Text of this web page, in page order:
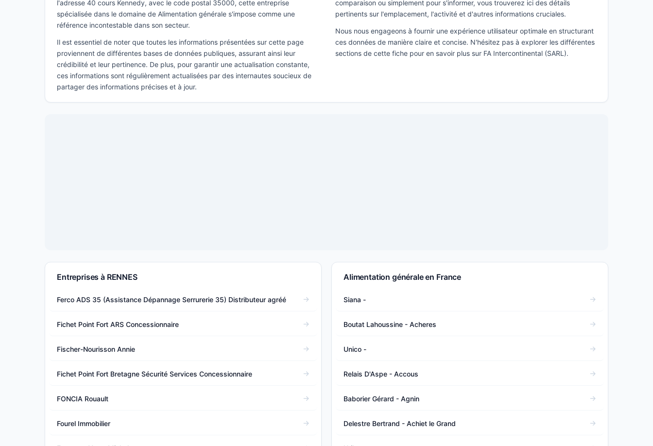
l'adresse 40 cours Kennedy, avec le code postal 35000, cette entreprise
spécialisée dans le domaine de Alimentation générale s'impose comme une
référence incontestable dans son secteur.
Il est essentiel de noter que toutes les informations présentées sur cette page
proviennent de différentes bases de données publiques, assurant ainsi leur
crédibilité et leur pertinence. De plus, pour garantir une actualisation constante,
ces informations sont régulièrement actualisées par des internautes soucieux de
partager des informations précises et à jour.
comparaison ou simplement pour s'informer, vous trouverez ici des détails
pertinents sur l'emplacement, l'activité et d'autres informations cruciales.
Nous nous engageons à fournir une expérience utilisateur optimale en structurant
ces données de manière claire et concise. N'hésitez pas à explorer les différentes
sections de cette fiche pour en savoir plus sur FA Intercontinental (SARL).
Entreprises à RENNES
Ferco ADS 35 (Assistance Dépannage Serrurerie 35) Distributeur agréé
Fichet Point Fort ARS Concessionnaire
Fischer-Nourisson Annie
Fichet Point Fort Bretagne Sécurité Services Concessionnaire
FONCIA Rouault
Fourel Immobilier
Alimentation générale en France
Siana -
Boutat Lahoussine - Acheres
Unico -
Relais D'Aspe - Accous
Baborier Gérard - Agnin
Delestre Bertrand - Achiet le Grand